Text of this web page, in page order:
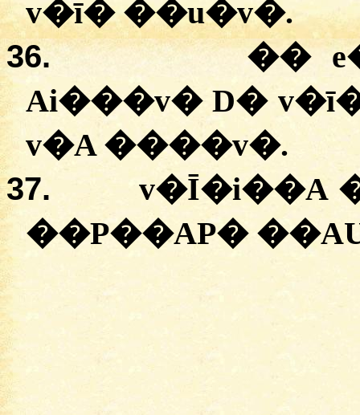
v�ī� ��u�v�.
36.
��
Ai���v� D�
v�A ����v�.
37.
v�Ī�i��A
��P��AP�